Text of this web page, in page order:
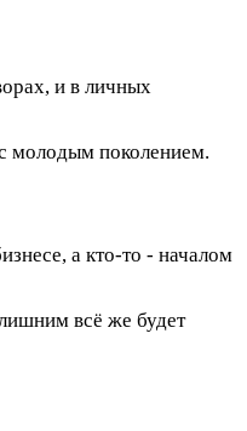
и в личных
молодым поколением.
а кто-то - началом
всё же будет